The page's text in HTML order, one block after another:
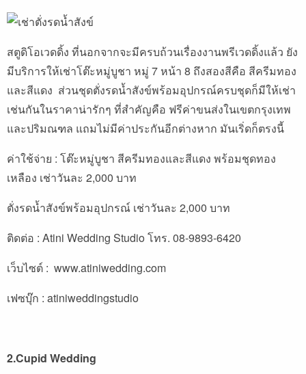
สตูดิโอเวดดิ้ง ที่นอกจากจะมีครบถ้วนเรื่องงานพรีเวดดิ้งแล้ว ยัง
มีบริการให้เช่าโต๊ะหมู่บูชา หมู่ 7 หน้า 8 ถึงสองสีคือ สีครีมทอง
และสีแดง ส่วนชุดตั่งรดน้ำสังข์พร้อมอุปกรณ์ครบชุดก็มีให้เช่า
เช่นกันในราคาน่ารักๆ ที่สำคัญคือ ฟรีค่าขนส่งในเขตกรุงเทพ
และปริมณฑล แถมไม่มีค่าประกันอีกต่างหาก มันเริ่ดก็ตรงนี้
ค่าใช้จ่าย : โต๊ะหมู่บูชา สีครีมทองและสีแดง พร้อมชุดทอง
เหลือง เช่าวันละ 2,000 บาท
ตั่งรดน้ำสังข์พร้อมอุปกรณ์ เช่าวันละ 2,000 บาท
ติดต่อ : Atini Wedding Studio โทร. 08-9893-6420
เว็บไซต์ : www.atiniwedding.com
เฟซบุ๊ก : atiniweddingstudio
2.Cupid Wedding